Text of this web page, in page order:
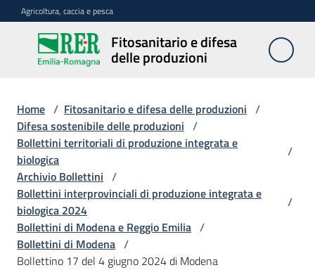
Vai al contenuto
Vai alla navigazione
Vai al footer
Agricoltura, caccia e pesca
Fitosanitario e difesa
delle produzioni
Fitosanitario
e difesa
produzioni
Avversità
delle
piante
Sorveglianza
Home / Fitosanitario e difesa delle produzioni /
Difesa sostenibile delle produzioni /
Bollettini territoriali di produzione integrata e
biologica
/
Archivio Bollettini /
Bollettini interprovinciali di produzione integrata e
biologica 2024
/
Bollettini di Modena e Reggio Emilia /
Bollettini di Modena /
Bollettino 17 del 4 giugno 2024 di Modena